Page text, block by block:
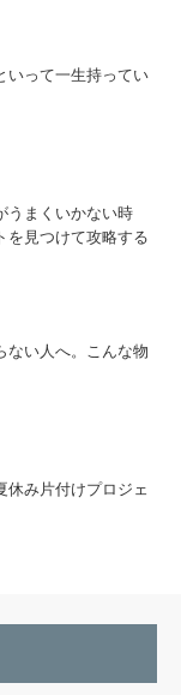
いって一生持ってい
うまくいかない時
を見つけて攻略する
ない人へ。こんな物
休み片付けプロジェ